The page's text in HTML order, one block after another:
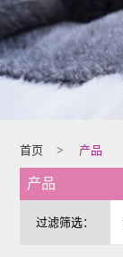
首页 > 产品
产品
过滤筛选：